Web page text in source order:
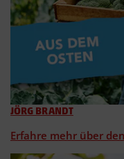
JÖRG BRANDT
Erfahre mehr über